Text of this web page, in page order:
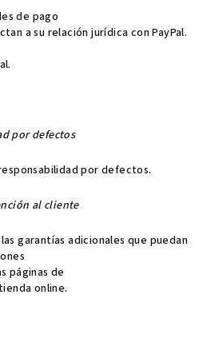
de pago
a su relación jurídica con PayPal.
por defectos
por defectos.
al cliente
garantías adicionales que puedan
páginas de
online.